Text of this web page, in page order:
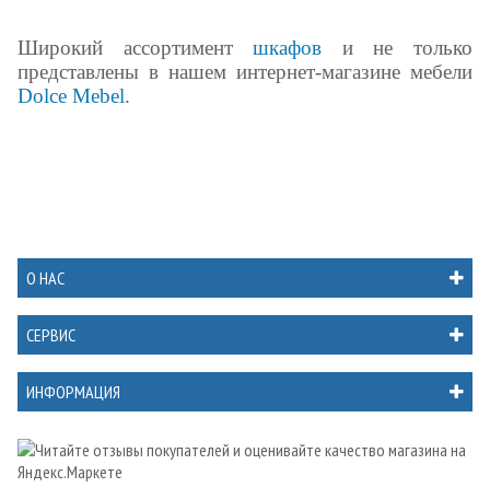
Широкий ассортиментшкафов и не только
представлены в нашем интернет-магазине мебели
Dolce Mebel.
О НАС
СЕРВИС
ИНФОРМАЦИЯ